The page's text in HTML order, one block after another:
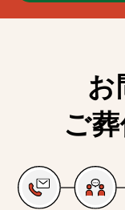
お
ご